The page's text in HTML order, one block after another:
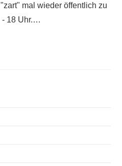
mal wieder öffentlich zu
- 18 Uhr.…